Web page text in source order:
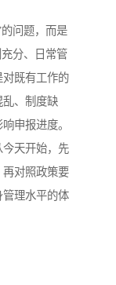
问题，而是
分、日常管
既有工作的
乱、制度缺
申报进度。
天开始，先
对照政策要
理水平的体